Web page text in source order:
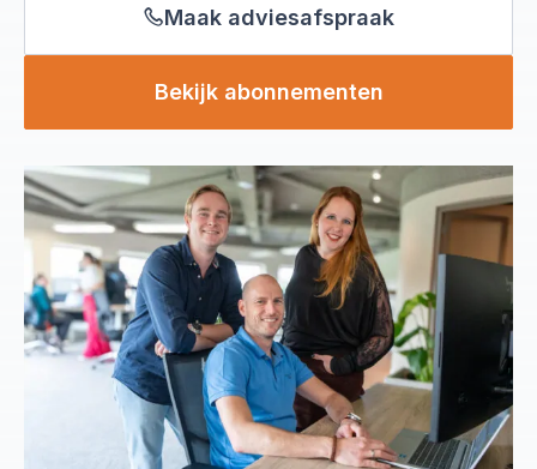
Maak adviesafspraak
Bekijk abonnementen